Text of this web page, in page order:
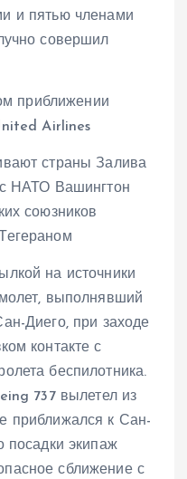
и пятью членами
совершил
страны Залива
с НАТО Вашингтон
союзников
на источники
выполнявший
Диего, при заходе
контакте с
беспилотника.
737 вылетел из
приближался к Сан-
посадки экипаж
сближение с